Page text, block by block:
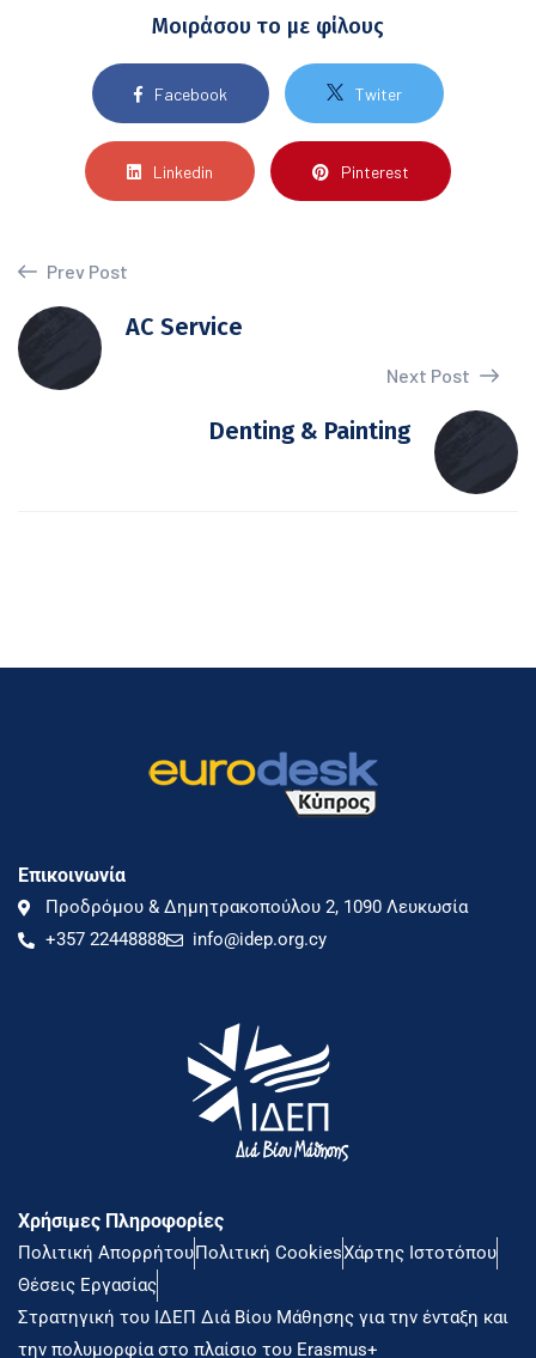
Μοιράσου το με φίλους
Facebook Twiter
Linkedin Pinterest
Prev Post
AC Service
Next Post
Denting & Painting
Επικοινωνία
Προδρόμου & Δημητρακοπούλου 2, 1090 Λευκωσία
+357 22448888
info@idep.org.cy
Χρήσιμες Πληροφορίες
Πολιτική ΑπορρήτουΠολιτική CookiesΧάρτης Ιστοτόπου
Θέσεις Εργασίας
Στρατηγική του ΙΔΕΠ Διά Βίου Μάθησης για την ένταξη και
την πολυμορφία στο πλαίσιο του Erasmus+